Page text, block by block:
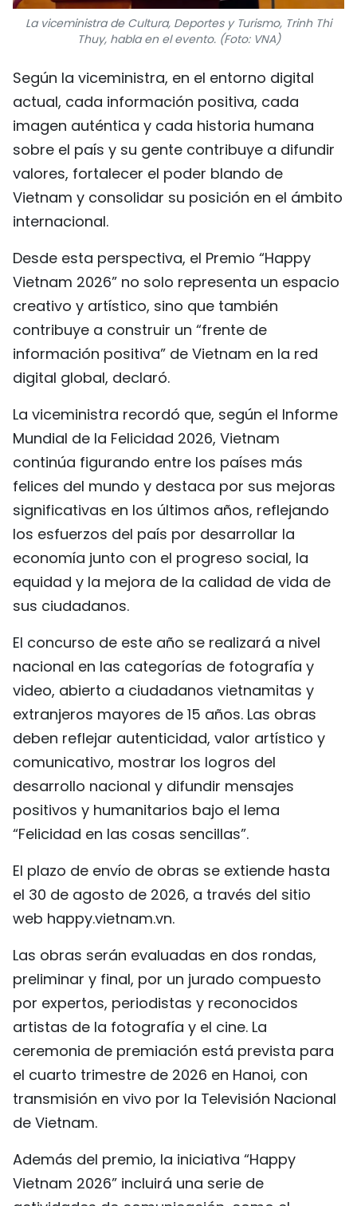
La viceministra de Cultura, Deportes y Turismo, Trinh Thi
Thuy, habla en el evento. (Foto: VNA)
Según la viceministra, en el entorno digital
actual, cada información positiva, cada
imagen auténtica y cada historia humana
sobre el país y su gente contribuye a difundir
valores, fortalecer el poder blando de
Vietnam y consolidar su posición en el ámbito
internacional.
Desde esta perspectiva, el Premio “Happy
Vietnam 2026” no solo representa un espacio
creativo y artístico, sino que también
contribuye a construir un “frente de
información positiva” de Vietnam en la red
digital global, declaró.
La viceministra recordó que, según el Informe
Mundial de la Felicidad 2026, Vietnam
continúa figurando entre los países más
felices del mundo y destaca por sus mejoras
significativas en los últimos años, reflejando
los esfuerzos del país por desarrollar la
economía junto con el progreso social, la
equidad y la mejora de la calidad de vida de
sus ciudadanos.
El concurso de este año se realizará a nivel
nacional en las categorías de fotografía y
video, abierto a ciudadanos vietnamitas y
extranjeros mayores de 15 años. Las obras
deben reflejar autenticidad, valor artístico y
comunicativo, mostrar los logros del
desarrollo nacional y difundir mensajes
positivos y humanitarios bajo el lema
“Felicidad en las cosas sencillas”.
El plazo de envío de obras se extiende hasta
el 30 de agosto de 2026, a través del sitio
web happy.vietnam.vn.
Las obras serán evaluadas en dos rondas,
preliminar y final, por un jurado compuesto
por expertos, periodistas y reconocidos
artistas de la fotografía y el cine. La
ceremonia de premiación está prevista para
el cuarto trimestre de 2026 en Hanoi, con
transmisión en vivo por la Televisión Nacional
de Vietnam.
Además del premio, la iniciativa “Happy
Vietnam 2026” incluirá una serie de